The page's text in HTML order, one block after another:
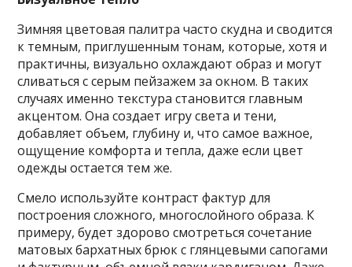
Зимняя цветовая палитра часто скудна и сводится
к темным, приглушенным тонам, которые, хотя и
практичны, визуально охлаждают образ и могут
сливаться с серым пейзажем за окном. В таких
случаях именно текстура становится главным
акцентом. Она создает игру света и тени,
добавляет объем, глубину и, что самое важное,
ощущение комфорта и тепла, даже если цвет
одежды остается тем же.
Смело используйте контраст фактур для
построения сложного, многослойного образа. К
примеру, будет здорово смотреться сочетание
матовых бархатных брюк с глянцевыми сапогами